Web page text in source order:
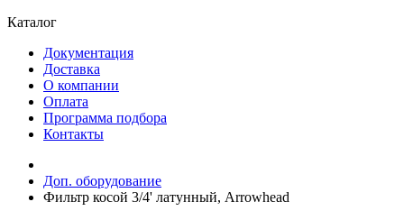
Каталог
Документация
Доставка
О компании
Оплата
Программа подбора
Контакты
Доп. оборудование
Фильтр косой 3/4' латунный, Arrowhead